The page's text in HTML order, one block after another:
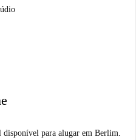
disponível para alugar em Berlim.